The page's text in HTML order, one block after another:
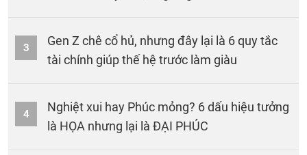
3
Gen Z chê cổ hủ, nhưng đây lại là 6 quy tắc
tài chính giúp thế hệ trước làm giàu
4
Nghiệt xui hay Phúc mỏng? 6 dấu hiệu tưởng
là HỌA nhưng lại là ĐẠI PHÚC